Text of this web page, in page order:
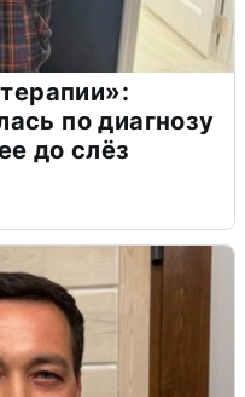
по диагнозу
до слёз